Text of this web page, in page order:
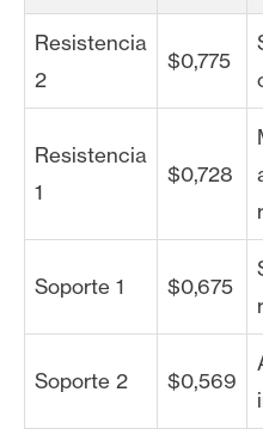
Resistencia
2
$0,775
Resistencia
1
$0,728
Soporte 1 $0,675
Soporte 2 $0,569